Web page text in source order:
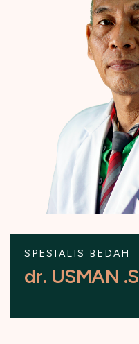
SPESIALIS BEDAH
dr. USMAN .S